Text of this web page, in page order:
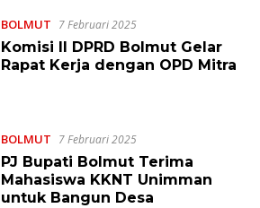
BOLMUT 7 Februari 2025
Komisi II DPRD Bolmut Gelar
Rapat Kerja dengan OPD Mitra
BOLMUT 7 Februari 2025
PJ Bupati Bolmut Terima
Mahasiswa KKNT Unimman
untuk Bangun Desa